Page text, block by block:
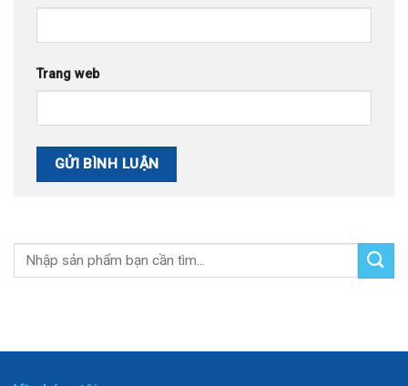
Trang web